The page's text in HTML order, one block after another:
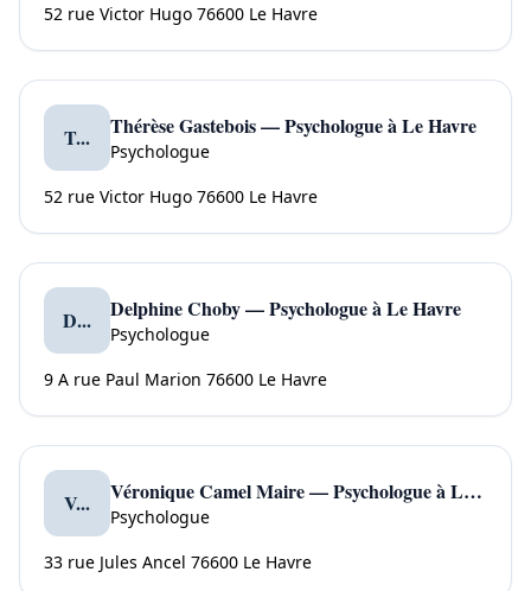
52 rue Victor Hugo 76600 Le Havre
T... Thérèse Gastebois — Psychologue à Le Havre
Psychologue
52 rue Victor Hugo 76600 Le Havre
D... Delphine Choby — Psychologue à Le Havre
Psychologue
9 A rue Paul Marion 76600 Le Havre
V... Véronique Camel Maire — Psychologue à Le Havre
Psychologue
33 rue Jules Ancel 76600 Le Havre